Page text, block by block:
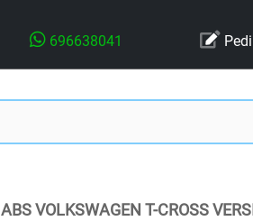
696638041
ABS VOLKSWAGEN T-CROSS